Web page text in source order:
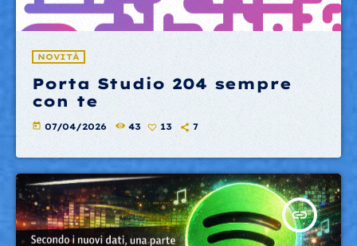
NOVITÀ
Porta Studio 204 sempre
con te
today 07/04/2026 43 13 7
insert_link